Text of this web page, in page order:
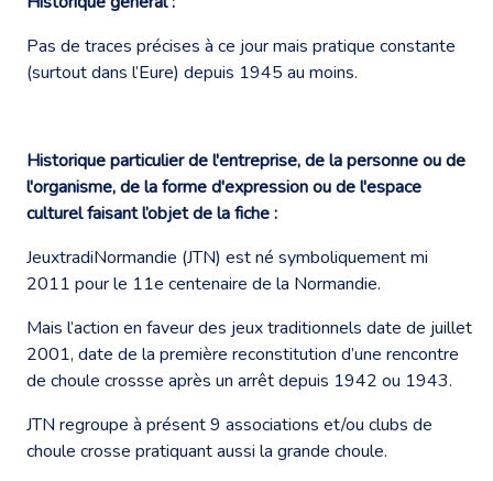
Pas de traces précises à ce jour mais pratique constante
(surtout dans l’Eure) depuis 1945 au moins.
Historique particulier de l'entreprise, de la personne ou de
l'organisme, de la forme d'expression ou de l'espace
culturel faisant l’objet de la fiche :
JeuxtradiNormandie (JTN) est né symboliquement mi
2011 pour le 11e centenaire de la Normandie.
Mais l’action en faveur des jeux traditionnels date de juillet
2001, date de la première reconstitution d’une rencontre
de choule crossse après un arrêt depuis 1942 ou 1943.
JTN regroupe à présent 9 associations et/ou clubs de
choule crosse pratiquant aussi la grande choule.